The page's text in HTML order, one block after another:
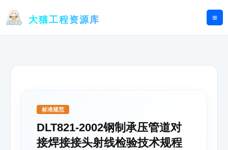
大猫工程资源库
标准规范
DLT821-2002钢制承压管道对
接焊接接头射线检验技术规程